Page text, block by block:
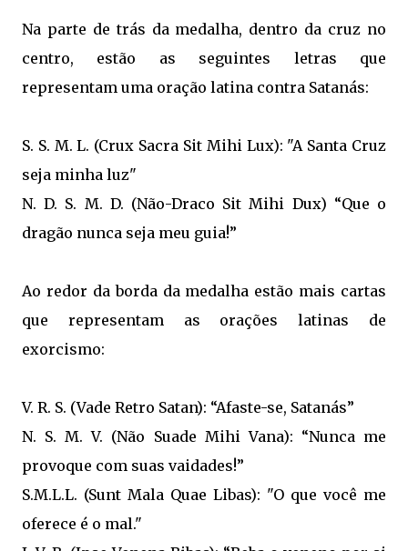
Na parte de trás da medalha, dentro da cruz no
centro, estão as seguintes letras que
representam uma oração latina contra Satanás:
S. S. M. L. (Crux Sacra Sit Mihi Lux): "A Santa Cruz
seja minha luz"
N. D. S. M. D. (Não-Draco Sit Mihi Dux) “Que o
dragão nunca seja meu guia!”
Ao redor da borda da medalha estão mais cartas
que representam as orações latinas de
exorcismo:
V. R. S. (Vade Retro Satan): “Afaste-se, Satanás”
N. S. M. V. (Não Suade Mihi Vana): “Nunca me
provoque com suas vaidades!”
S.M.L.L. (Sunt Mala Quae Libas): "O que você me
oferece é o mal."